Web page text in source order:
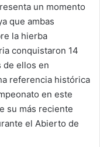
un momento
que ambas
la hierba
conquistaron 14
de ellos en
referencia histórica
en este
su más reciente
el Abierto de